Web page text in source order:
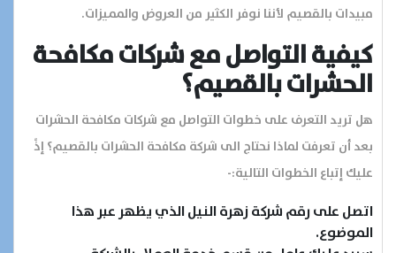
مبيدات بالقصيم لأننا نوفر الكثير من العروض والمميزات.
كيفية التواصل مع شركات مكافحة
الحشرات بالقصيم؟
هل تريد التعرف على خطوات التواصل مع شركات مكافحة الحشرات
بعد أن تعرفت لماذا نحتاج الى شركة مكافحة الحشرات بالقصيم؟ إذً
عليك إتباع الخطوات التالية:-
اتصل على رقم شركة زهرة النيل الذي يظهر عبر هذا
الموضوع.